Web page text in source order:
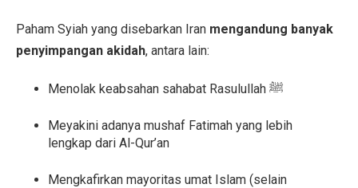
Paham Syiah yang disebarkan Iran mengandung banyak
penyimpangan akidah, antara lain:
Menolak keabsahan sahabat Rasulullah ﷺ
Meyakini adanya mushaf Fatimah yang lebih
lengkap dari Al-Qur’an
Mengkafirkan mayoritas umat Islam (selain